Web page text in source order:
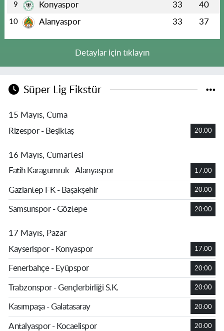
9 Konyaspor 33 40
10 Alanyaspor 33 37
Detaylar için tıklayın
Süper Lig Fikstür
15 Mayıs, Cuma
Rizespor - Beşiktaş
20:00
16 Mayıs, Cumartesi
Fatih Karagümrük - Alanyaspor
17:00
Gaziantep FK - Başakşehir 20:00
Samsunspor - Göztepe 20:00
17 Mayıs, Pazar
Kayserispor - Konyaspor
17:00
Fenerbahçe - Eyüpspor 20:00
Trabzonspor - Gençlerbirliği S.K. 20:00
Kasımpaşa - Galatasaray 20:00
Antalyaspor - Kocaelispor 20:00